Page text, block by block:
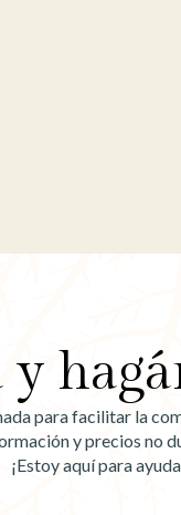
para facilitar la
y precios no
¡Estoy aquí para